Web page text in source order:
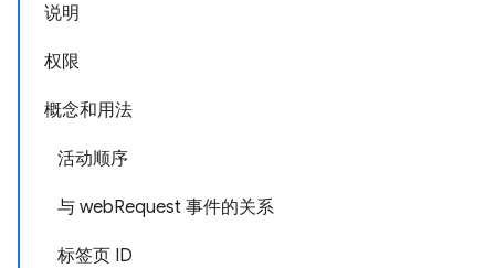
说明
权限
概念和用法
活动顺序
与 webRequest 事件的关系
标签页 ID